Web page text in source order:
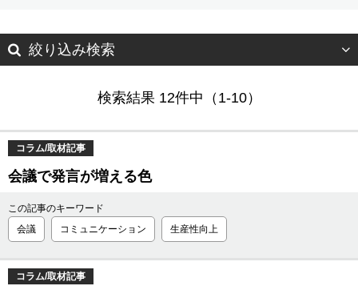
絞り込み検索
検索結果 12件中（1-10）
コラム/取材記事
会議で発言が増える色
この記事のキーワード
会議
コミュニケーション 生産性向上
コラム/取材記事